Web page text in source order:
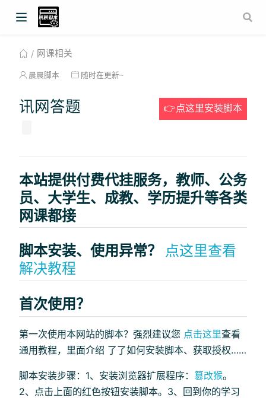
网课相关
晨晨脚本 随时在更新~
讯网答题 👉点这里安装脚本
本站提供付费代挂服务，教师、公务
员、大学生、成教、学历提升等各类
网课都接
脚本安装、使用异常？ 点这里查看
解决教程
首次使用？
第一次使用本网站的脚本？强烈建议您 点击这里查看
通用教程，里面介绍 了了如何安装脚本、获取授权……
脚本安装步骤：1、安装浏览器扩展程序： 篡改猴。
2、点击上面的红色按钮安装脚本。3、回到你的学习